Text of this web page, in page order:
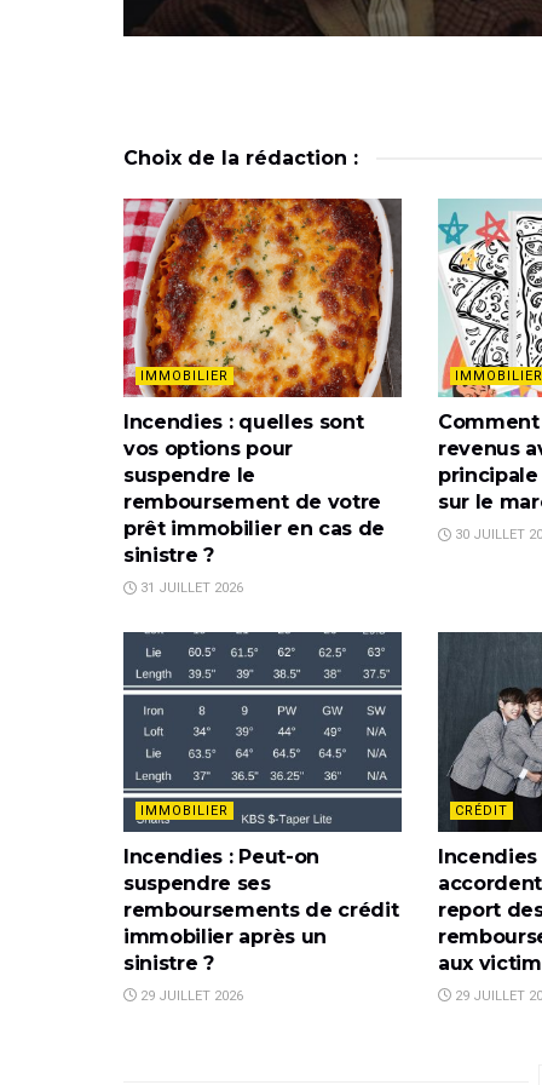
Choix de la rédaction :
IMMOBILIER
Incendies : quelles sont
vos options pour
suspendre le
remboursement de votre
prêt immobilier en cas de
sinistre ?
31 JUILLET 2026
IMMOBILIER
revenus
sur le
30 JUILLET
IMMOBILIER
Incendies : Peut-on
suspendre ses
remboursements de crédit
immobilier après un
sinistre ?
29 JUILLET 2026
CRÉDIT
Incendies
report
aux
29 JUILLET